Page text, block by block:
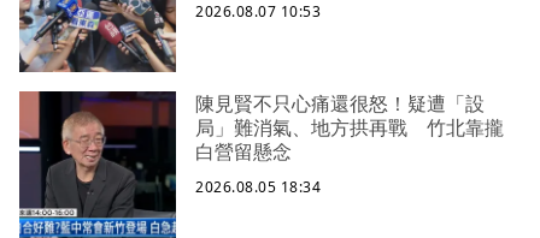
2026.08.07 10:53
陳見賢不只心痛還很怒！疑遭「設
局」難消氣、地方拱再戰 竹北靠攏
白營留懸念
2026.08.05 18:34